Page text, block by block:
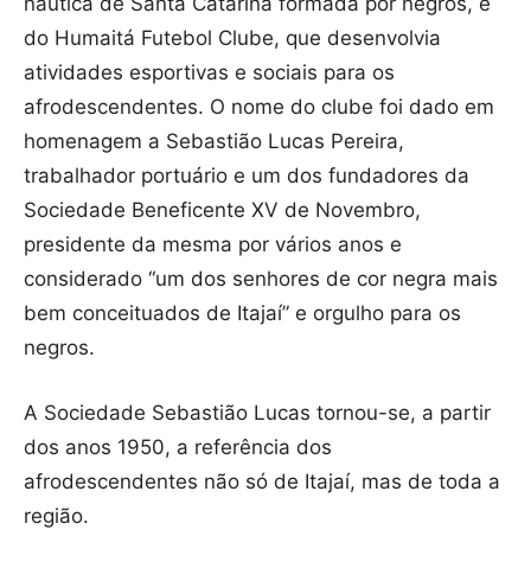
do Humaitá Futebol Clube, que desenvolvia
atividades esportivas e sociais para os
afrodescendentes. O nome do clube foi dado em
homenagem a Sebastião Lucas Pereira,
trabalhador portuário e um dos fundadores da
Sociedade Beneficente XV de Novembro,
presidente da mesma por vários anos e
considerado “um dos senhores de cor negra mais
bem conceituados de Itajaí” e orgulho para os
negros.
A Sociedade Sebastião Lucas tornou-se, a partir
dos anos 1950, a referência dos
afrodescendentes não só de Itajaí, mas de toda a
região.